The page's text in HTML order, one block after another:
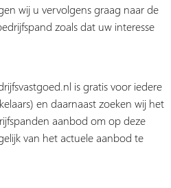
wij u vervolgens graag naar de
zoals dat uw interesse
is gratis voor iedere
en daarnaast zoeken wij het
aanbod om op deze
van het actuele aanbod te